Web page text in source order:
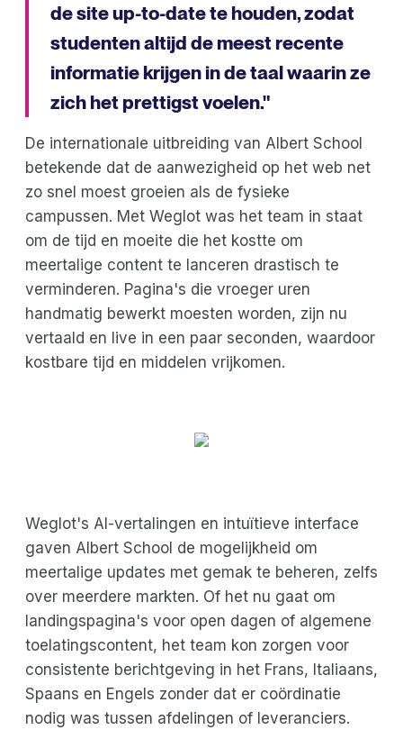
de site up-to-date te houden, zodat
studenten altijd de meest recente
informatie krijgen in de taal waarin ze
zich het prettigst voelen."
De internationale uitbreiding van Albert School
betekende dat de aanwezigheid op het web net
zo snel moest groeien als de fysieke
campussen. Met Weglot was het team in staat
om de tijd en moeite die het kostte om
meertalige content te lanceren drastisch te
verminderen. Pagina's die vroeger uren
handmatig bewerkt moesten worden, zijn nu
vertaald en live in een paar seconden, waardoor
kostbare tijd en middelen vrijkomen.
Weglot's AI-vertalingen en intuïtieve interface
gaven Albert School de mogelijkheid om
meertalige updates met gemak te beheren, zelfs
over meerdere markten. Of het nu gaat om
landingspagina's voor open dagen of algemene
toelatingscontent, het team kon zorgen voor
consistente berichtgeving in het Frans, Italiaans,
Spaans en Engels zonder dat er coördinatie
nodig was tussen afdelingen of leveranciers.